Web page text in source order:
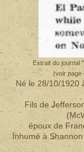
Extrait du journal "
(voir page
Né le 28/10/1920
Fils de
époux de
Inhumé à